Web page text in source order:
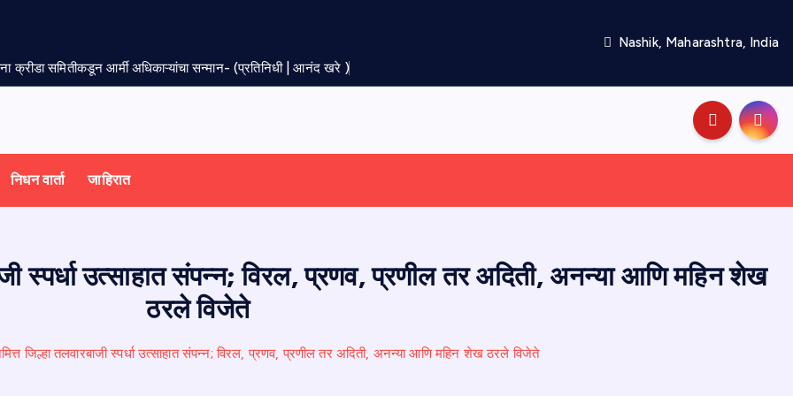
क्रीडा समितीकडून आर्मी अधिकाऱ्यांचा सन्मान- (प्रतिनिधी | आनंद खरे )
Nashik, Maharashtra, India
निधन वार्ता जाहिरात
स्पर्धा उत्साहात संपन्न; विरल, प्रणव, प्रणील तर अदिती, अनन्या आणि महिन शेख
ठरले विजेते
जिल्हा तलवारबाजी स्पर्धा उत्साहात संपन्न; विरल, प्रणव, प्रणील तर अदिती, अनन्या आणि महिन शेख ठरले विजेते